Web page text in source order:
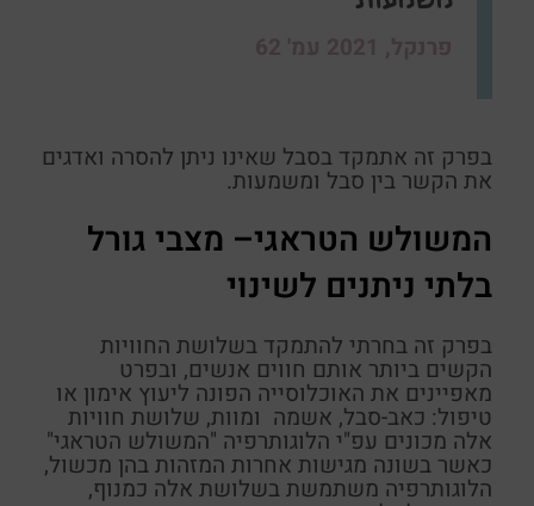
בפרק זה אתמקד בסבל שאינו ניתן להסרה ואדגים
את הקשר בין סבל ומשמעות.
המשולש הטראגי– מצבי גורל
בלתי ניתנים לשינוי
בפרק זה בחרתי להתמקד בשלושת החוויות
הקשים ביותר אותם חווים אנשים, ובפרט
מאפיינים את האוכלוסייה הפונה ליעוץ אימון או
טיפול: כאב-סבל, אשמה ומוות, שלושת חוויות
אלה מכונים עפ"י הלוגותרפיה "המשולש הטראגי"
כאשר בשונה מגישות אחרות המזהות בהן מכשול,
הלוגותרפיה משתמשת בשלושת אלה כמנוף,